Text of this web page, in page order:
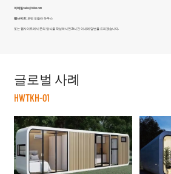
이메일:sales@fsilon.com
웹사이트: 모던 모듈러 하우스
또는 웹사이트에서 문의 양식을 작성하시면 24시간 이내에 답변을 드리겠습니다.
글로벌 사례
HWTKH-01